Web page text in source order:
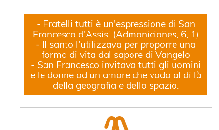
- Fratelli tutti è un'espressione di San
Francesco d'Assisi (Admoniciones, 6, 1)
- Il santo l'utilizzava per proporre una
forma di vita dal sapore di Vangelo
- San Francesco invitava tutti gli uomini
e le donne ad un amore che vada al di là
della geografia e dello spazio.